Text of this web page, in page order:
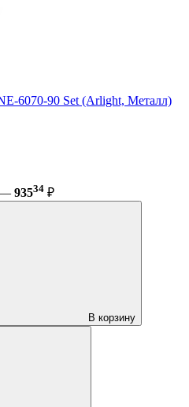
6070-90 Set (Arlight, Металл)
— 93534 ₽
В корзину